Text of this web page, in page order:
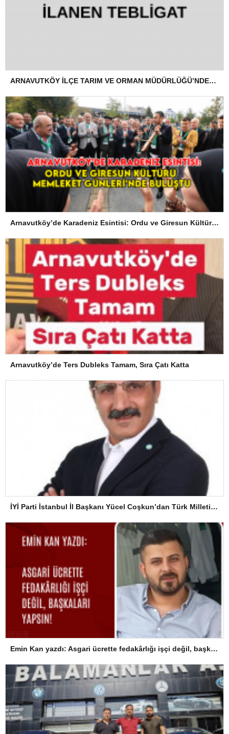
ARNAVUTKÖY İLÇE TARIM VE ORMAN MÜDÜRLÜĞÜ’NDEN İLANEN TEBLİGAT
Arnavutköy’de Karadeniz Esintisi: Ordu ve Giresun Kültürü Memleket Günleri’nde Buluştu
Arnavutköy’de Ters Dubleks Tamam, Sıra Çatı Katta
İYİ Parti İstanbul İl Başkanı Yücel Coşkun’dan Türk Milletine Kararlılık Mesajı
Emin Kan yazdı: Asgari ücrette fedakârlığı işçi değil, başkaları yapsın!